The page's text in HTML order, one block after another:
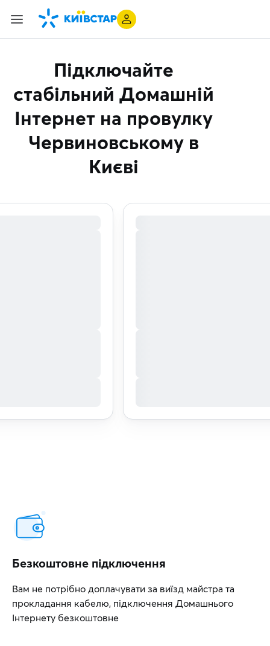
Підключайте
стабільний Домашній
Інтернет на провулку
Червиновському в
Києві
Безкоштовне підключення
Вам не потрібно доплачувати за виїзд майстра та
прокладання кабелю, підключення Домашнього
Інтернету безкоштовне